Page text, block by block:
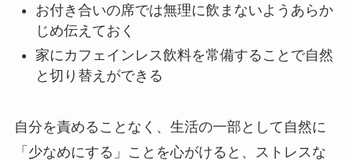
お付き合いの席では無理に飲まないようあらか
じめ伝えておく
家にカフェインレス飲料を常備することで自然
と切り替えができる
自分を責めることなく、生活の一部として自然に
「少なめにする」ことを心がけると、ストレスな